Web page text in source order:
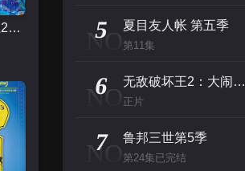
无敌破坏王2：大闹互联网 NO
5 夏目友人帐 第五季
第11集
NO
6 无敌破坏王2：大闹互联网
正片
NO
7 鲁邦三世第5季
第24集已完结